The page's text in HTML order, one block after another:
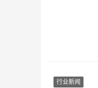
行业新闻